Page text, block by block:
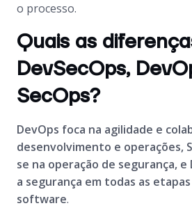
o processo.
Quais as
DevSecOps,
SecOps?
DevOps foca na agilidade e
desenvolvimento e operações,
se na operação de segurança,
a segurança em todas as
software.